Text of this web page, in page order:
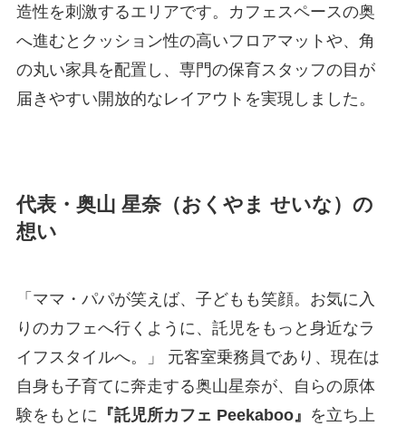
造性を刺激するエリアです。カフェスペースの奥
へ進むとクッション性の高いフロアマットや、角
の丸い家具を配置し、専門の保育スタッフの目が
届きやすい開放的なレイアウトを実現しました。
代表・奥山 星奈（おくやま せいな）の
想い
「ママ・パパが笑えば、子どもも笑顔。お気に入
りのカフェへ行くように、託児をもっと身近なラ
イフスタイルへ。」 元客室乗務員であり、現在は
自身も子育てに奔走する奥山星奈が、自らの原体
験をもとに 『託児所カフェ Peekaboo』 を立ち上